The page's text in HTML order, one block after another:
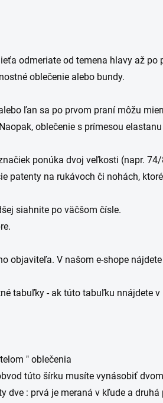
odmeriate od temena hlavy až
oblečenie alebo bundy.
ľan sa po prvom praní môžu
oblečenie s prímesou
ponúka dvoj veľkosti (napr.
patenty na rukávoch či nohách,
siahnite po väčšom čísle.
objaviteľa. V našom e-shope
tabuľky - ak túto tabuľku nnájdete
" oblečenia
túto šírku musíte vynásobiť
je meraná v kľude a druhá pri